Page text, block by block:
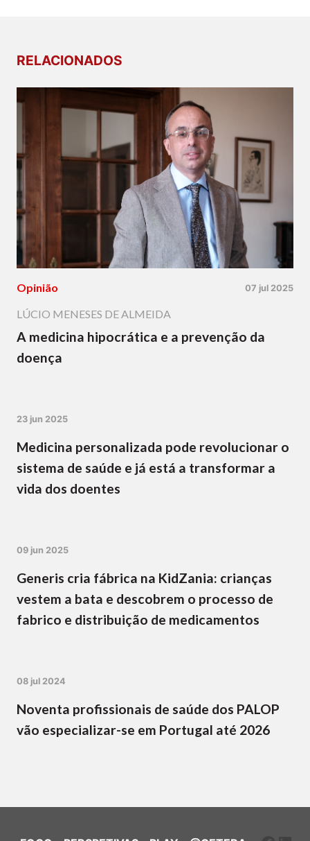
RELACIONADOS
Opinião 07 jul 2025
LÚCIO MENESES DE ALMEIDA
A medicina hipocrática e a prevenção da
doença
23 jun 2025
Medicina personalizada pode revolucionar o
sistema de saúde e já está a transformar a
vida dos doentes
09 jun 2025
Generis cria fábrica na KidZania: crianças
vestem a bata e descobrem o processo de
fabrico e distribuição de medicamentos
08 jul 2024
Noventa profissionais de saúde dos PALOP
vão especializar-se em Portugal até 2026